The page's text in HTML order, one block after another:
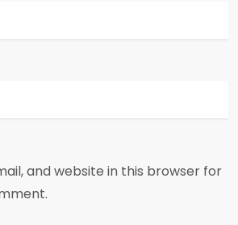
and website in this browser for